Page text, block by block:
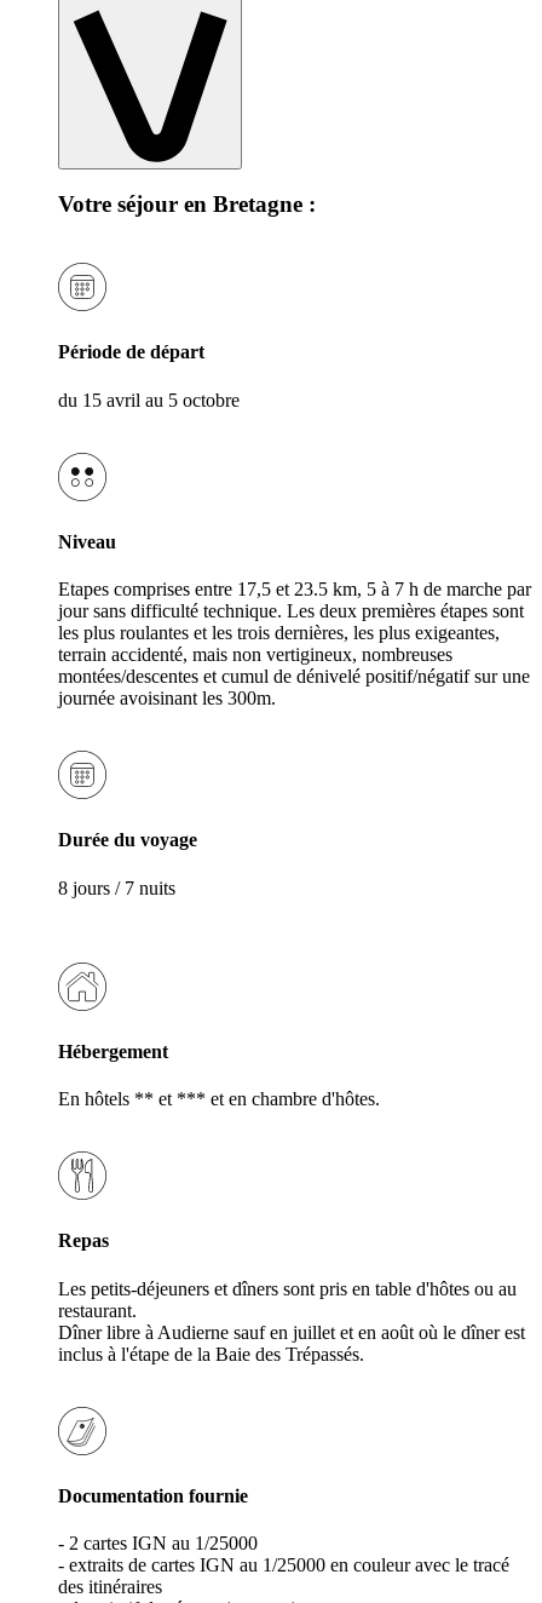
Votre séjour en Bretagne :
Période de départ
du 15 avril au 5 octobre
Niveau
Etapes comprises entre 17,5 et 23.5 km, 5 à 7 h de marche par
jour sans difficulté technique. Les deux premières étapes sont
les plus roulantes et les trois dernières, les plus exigeantes,
terrain accidenté, mais non vertigineux, nombreuses
montées/descentes et cumul de dénivelé positif/négatif sur une
journée avoisinant les 300m.
Durée du voyage
8 jours / 7 nuits
Hébergement
En hôtels ** et *** et en chambre d'hôtes.
Repas
Les petits-déjeuners et dîners sont pris en table d'hôtes ou au
restaurant.
Dîner libre à Audierne sauf en juillet et en août où le dîner est
inclus à l'étape de la Baie des Trépassés.
Documentation fournie
- 2 cartes IGN au 1/25000
- extraits de cartes IGN au 1/25000 en couleur avec le tracé
des itinéraires